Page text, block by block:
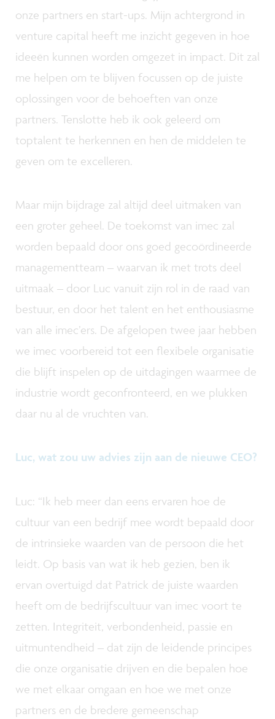
onze partners en start-ups. Mijn achtergrond in
venture capital heeft me inzicht gegeven in hoe
ideeën kunnen worden omgezet in impact. Dit zal
me helpen om te blijven focussen op de juiste
oplossingen voor de behoeften van onze
partners. Tenslotte heb ik ook geleerd om
toptalent te herkennen en hen de middelen te
geven om te excelleren.
Maar mijn bijdrage zal altijd deel uitmaken van
een groter geheel. De toekomst van imec zal
worden bepaald door ons goed gecoördineerde
managementteam – waarvan ik met trots deel
uitmaak – door Luc vanuit zijn rol in de raad van
bestuur, en door het talent en het enthousiasme
van alle imec’ers. De afgelopen twee jaar hebben
we imec voorbereid tot een flexibele organisatie
die blijft inspelen op de uitdagingen waarmee de
industrie wordt geconfronteerd, en we plukken
daar nu al de vruchten van.
Luc, wat zou uw advies zijn aan de nieuwe CEO?
Luc: “Ik heb meer dan eens ervaren hoe de
cultuur van een bedrijf mee wordt bepaald door
de intrinsieke waarden van de persoon die het
leidt. Op basis van wat ik heb gezien, ben ik
ervan overtuigd dat Patrick de juiste waarden
heeft om de bedrijfscultuur van imec voort te
zetten. Integriteit, verbondenheid, passie en
uitmuntendheid – dat zijn de leidende principes
die onze organisatie drijven en die bepalen hoe
we met elkaar omgaan en hoe we met onze
partners en de bredere gemeenschap